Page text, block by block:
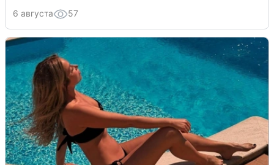
6 августа 57